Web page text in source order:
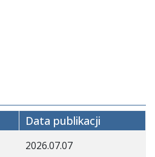
Data publikacji
2026.07.07